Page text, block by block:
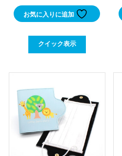
の
価
は
¥800
在
の
は
お気に入りに追加
クイック表示